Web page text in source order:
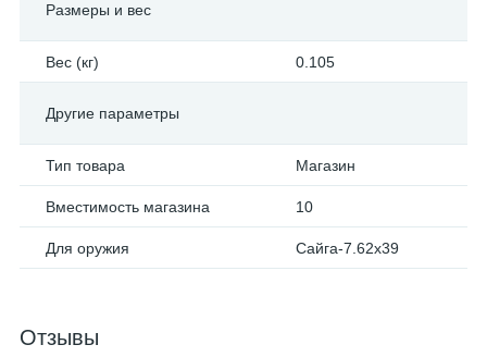
Размеры и вес
Вес (кг) 0.105
Другие параметры
Тип товара Магазин
Вместимость магазина 10
Для оружия Сайга-7.62x39
Отзывы